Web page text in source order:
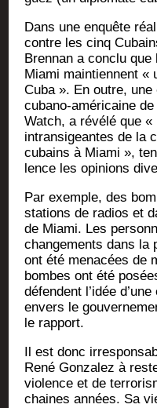
Dans une enquête
contre les cinq
Bren­nan a conclu
Mia­mi main­tiennent «
Cuba ». En outre,
cuba­no-amé­ri­caine
Watch, a révé­lé que
intran­si­geantes de la
cubains à Mia­mi »,
lence les opi­nions
Par exemple, des
sta­tions de radios et
de Mia­mi. Les
chan­ge­ments dans la
ont été mena­cées de
bombes ont été
défendent l’idée
envers le
le rapport.
Il est donc
René Gon­za­lez à
vio­lence et de
chaines années. Sa